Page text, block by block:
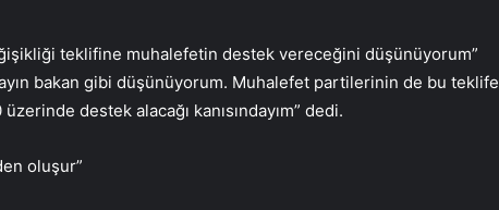
teklifine muhalefetin destek vereceğini düşünüyorum”
bakan gibi düşünüyorum. Muhalefet partilerinin de bu teklife
destek alacağı kanısındayım” dedi.
oluşur”